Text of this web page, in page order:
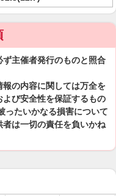
主催者発行のものと照合
の内容に関しては万全を
び安全性を保証するもの
ったいかなる損害について
は一切の責任を負いかね